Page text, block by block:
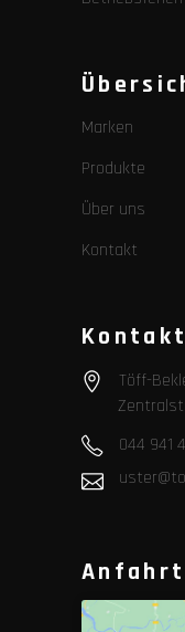
Marken
Produkte
Über uns
Kontakt
Kontakt
Töff-
044 941
Anfahrt